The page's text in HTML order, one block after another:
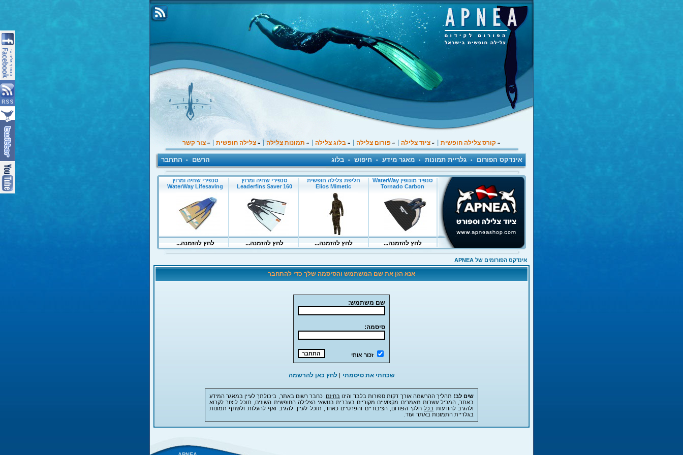
» קורס צלילה חופשית » ציוד צלילה » פורום צלילה » בלוג צלילה » תמונות צלילה » צלילה חופשית » צור קשר
אינדקס הפורום • גלריית תמונות • מאגר מידע • חיפוש • בלוג הרשם • התחבר
אינדקס הפורומים של APNEA
אנא הזן את שם המשתמש והסיסמה שלך כדי להתחבר
שם משתמש:
סיסמה:
זכור אותי
שכחתי את סיסמתי |לחץ כאן להרשמה
שים לב! תהליך ההרשמה אורך דקות ספורות בלבד והינו בחינם . כחבר רשום באתר, ביכולתך לעיין במאגר המידע
באתר, המכיל עשרות מאמרים מקצועיים מקוריים בעברית בנושאי הצלילה החופשית השונים, תוכל ליצור לקרוא
ולהגיב להודעות בכלחלקי הפורום, הציבוריים והפרטיים כאחד, תוכל לעיין, להגיב ואף להעלות ולשתף תמונות
בגלריית התמונות באתר ועוד.